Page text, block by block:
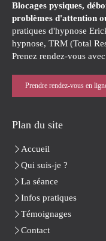
Blocages pysiques,
problèmes d'attention
pratiques d'hypnose
hypnose, TRM (Total
Prenez rendez-vous
Prendre rendez-vous en
Plan du site
Accueil
Qui suis-je ?
La séance
Infos pratiques
Témoignages
Contact